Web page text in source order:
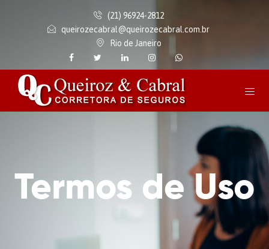
(21) 96924-2812
queirozecabral@queirozecabral.com.br
Rio de Janeiro
Termos de Uso